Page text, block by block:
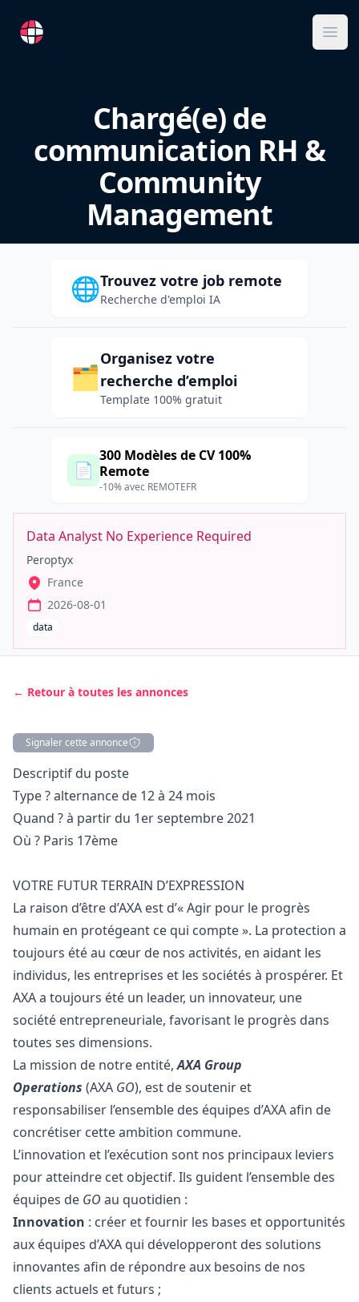
RemoteFR
Chargé(e) de
communication RH &
Community
Management
🌐Trouvez votre job remote
Recherche d'emploi IA
🗂️
Organisez votre
recherche d’emploi
Template 100% gratuit
📄
300 Modèles de CV 100%
Remote
-10% avec REMOTEFR
Data Analyst No Experience Required
Peroptyx
France
2026-08-01
data
← Retour à toutes les annonces
Signaler cette annonce
Description
Descriptif du poste
Type ?alternance de 12 à 24 mois
Quand ?à partir du 1er septembre 2021
Où ? Paris 17ème
VOTRE FUTUR TERRAIN D’EXPRESSION
La raison d’être d’AXA est d’« Agir pour le progrès
humain en protégeant ce qui compte ». La protection a
toujours été au cœur de nos activités, en aidant les
individus, les entreprises et les sociétés à prospérer. Et
AXA a toujours été un leader, un innovateur, une
société entrepreneuriale, favorisant le progrès dans
toutes ses dimensions.
La mission de notre entité,AXA Group
Operations (AXA GO), est de soutenir et
responsabiliser l’ensemble des équipes d’AXA afin de
concrétiser cette ambition commune.
L’innovation et l’exécution sont nos principaux leviers
pour atteindre cet objectif. Ils guident l’ensemble des
équipes de GO au quotidien :
Innovation : créer et fournir les bases et opportunités
aux équipes d’AXA qui développeront des solutions
innovantes afin de répondre aux besoins de nos
clients actuels et futurs ;